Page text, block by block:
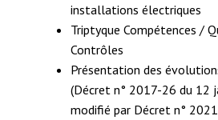
installations électriques
Triptyque Compétences /
Contrôles
Présentation des
(Décret n° 2017-26 du 12
modifié par Décret n°